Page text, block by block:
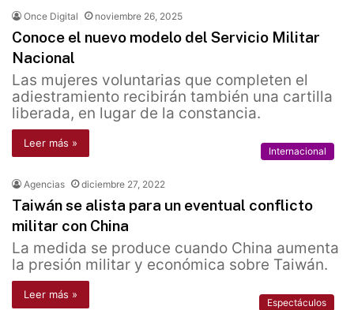
Once Digital noviembre 26, 2025
Conoce el nuevo modelo del Servicio Militar
Nacional
Las mujeres voluntarias que completen el
adiestramiento recibirán también una cartilla
liberada, en lugar de la constancia.
Leer más »
Internacional
Agencias diciembre 27, 2022
Taiwán se alista para un eventual conflicto
militar con China
La medida se produce cuando China aumenta
la presión militar y económica sobre Taiwán.
Leer más »
Espectáculos